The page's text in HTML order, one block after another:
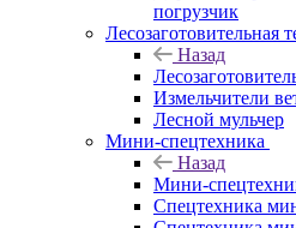
погрузчик
Лесозаготовительная
Назад
Измельчители
Лесной мульчер
Мини-спецтехника
Назад
Мини-
Спецтехника